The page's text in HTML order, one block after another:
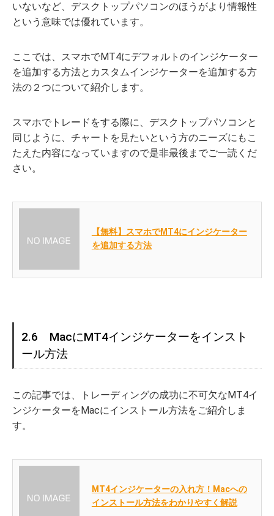
いないなど、デスクトップパソコンのほうがより情報性
という意味では優れています。
ここでは、スマホでMT4にデフォルトのインジケーター
を追加する方法とカスタムインジケーターを追加する方
法の２つについて紹介します。
スマホでトレードをする際に、デスクトップパソコンと
同じように、チャートを見たいという方のニーズにもこ
たえた内容になっていますので是非最後までご一読くだ
さい。
【無料】スマホでMT4にインジケーター
を追加する方法
2.6 MacにMT4インジケーターをインスト
ール方法
この記事では、トレーディングの成功に不可欠なMT4イ
ンジケーターをMacにインストール方法をご紹介しま
す。
MT4インジケーターの入れ方！Macへの
インストール方法をわかりやすく解説